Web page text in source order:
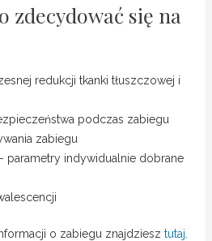
zdecydować się na
redukcji tkanki tłuszczowej i
podczas zabiegu
zabiegu
parametry indywidualnie dobrane
o zabiegu znajdziesz tutaj.